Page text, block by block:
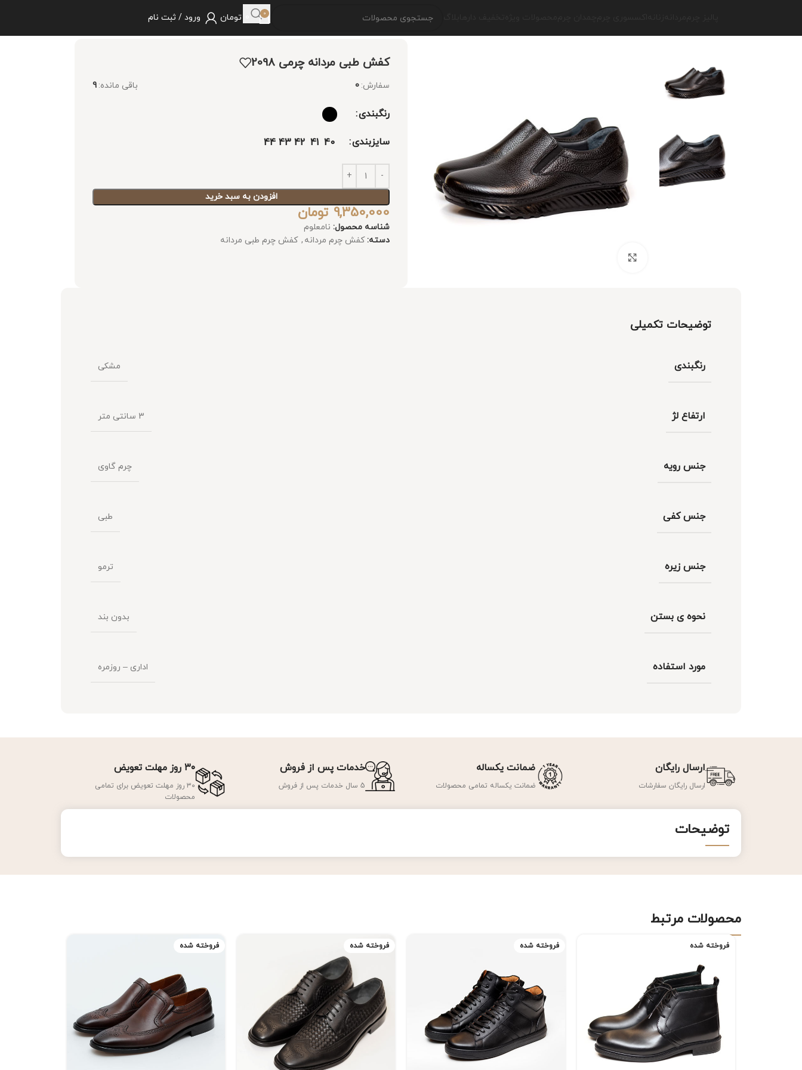
0 تومان ورود / ثبت نام
کفش طبی مردانه چرمی 2098
سفارش: 0 باقی مانده: 9
رنگبندی
سایزبندی 40
41
42
43
44
افزودن به سبد خرید
9,350,000 تومان
شناسه محصول: نامعلوم
دسته: کفش چرم مردانه , کفش چرم طبی مردانه
توضیحات تکمیلی
رنگبندی مشکی
ارتفاع لژ 3 سانتی متر
جنس رویه چرم گاوی
جنس کفی طبی
جنس زیره ترمو
نحوه ی بستن بدون بند
مورد استفاده اداری – روزمره
ارسال رایگان
ارسال رایگان سفارشات
ضمانت یکساله
ضمانت یکساله تمامی محصولات
خدمات پس از فروش
5 سال خدمات پس از فروش
۳۰ روز مهلت تعویض
۳۰ روز مهلت تعویض برای تمامی
محصولات
توضیحات
محصولات مرتبط
فروخته شده فروخته شده فروخته شده فروخته شده